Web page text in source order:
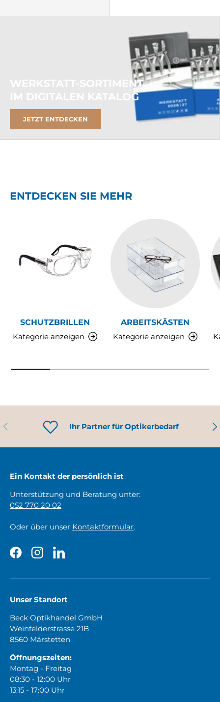
WERKSTATT-SORTIMENT
IM DIGITALEN KATALOG
JETZT ENTDECKEN
ENTDECKEN SIE MEHR
SCHUTZBRILLEN
Kategorie anzeigen
ARBEITSKÄSTEN
Kategorie anzeigen
VORHERIGE Ihr Partner für Optikerbedarf
Ein Kontakt der persönlich ist
Unterstützung und Beratung unter:
052 770 20 02
Oder über unser Kontaktformular.
FacebookInstagramLinkedIn
Unser Standort
Beck Optikhandel GmbH
Weinfelderstrasse 21B
8560 Märstetten
Öffnungszeiten:
Montag - Freitag
08:30 - 12:00 Uhr
13:15 - 17:00 Uhr